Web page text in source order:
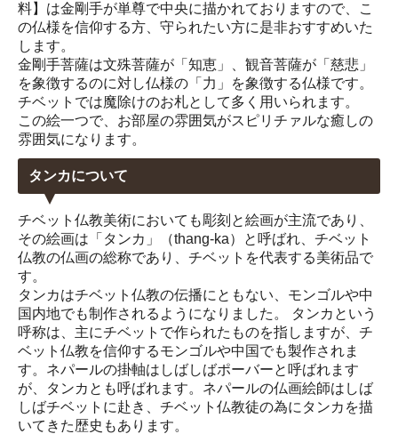
料】は金剛手が単尊で中央に描かれておりますので、こ
の仏様を信仰する方、守られたい方に是非おすすめいた
します。
金剛手菩薩は文殊菩薩が「知恵」、観音菩薩が「慈悲」
を象徴するのに対し仏様の「力」を象徴する仏様です。
チベットでは魔除けのお札として多く用いられます。
この絵一つで、お部屋の雰囲気がスピリチァルな癒しの
雰囲気になります。
タンカについて
チベット仏教美術においても彫刻と絵画が主流であり、
その絵画は「タンカ」（thang-ka）と呼ばれ、チベット
仏教の仏画の総称であり、チベットを代表する美術品で
す。
タンカはチベット仏教の伝播にともない、モンゴルや中
国内地でも制作されるようになりました。 タンカという
呼称は、主にチベットで作られたものを指しますが、チ
ベット仏教を信仰するモンゴルや中国でも製作されま
す。ネパールの掛軸はしばしばポーバーと呼ばれます
が、タンカとも呼ばれます。ネパールの仏画絵師はしば
しばチベットに赴き、チベット仏教徒の為にタンカを描
いてきた歴史もあります。